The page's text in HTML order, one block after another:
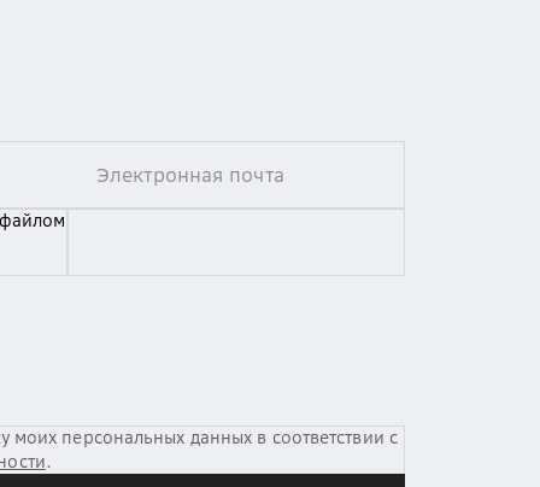
моих персональных данных в соответствии с
.